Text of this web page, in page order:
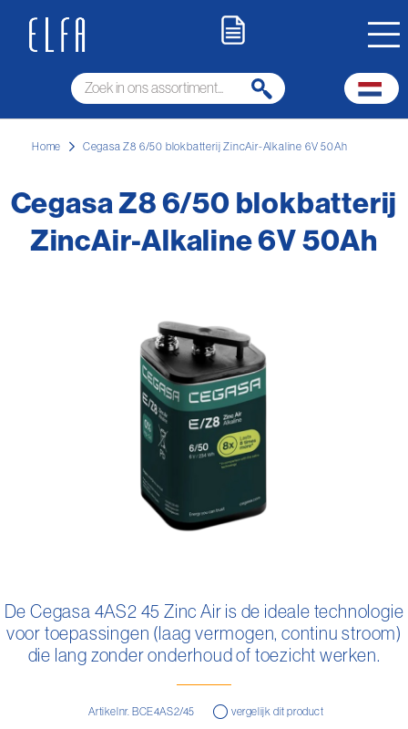
Home Cegasa Z8 6/50 blokbatterij ZincAir-Alkaline 6V 50Ah
Cegasa Z8 6/50 blokbatterij
ZincAir-Alkaline 6V 50Ah
het
begin
De Cegasa 4AS2 45 Zinc Air is de ideale technologie
voor toepassingen (laag vermogen, continu stroom)
die lang zonder onderhoud of toezicht werken.
Artikelnr. BCE4AS2/45 vergelijk dit product